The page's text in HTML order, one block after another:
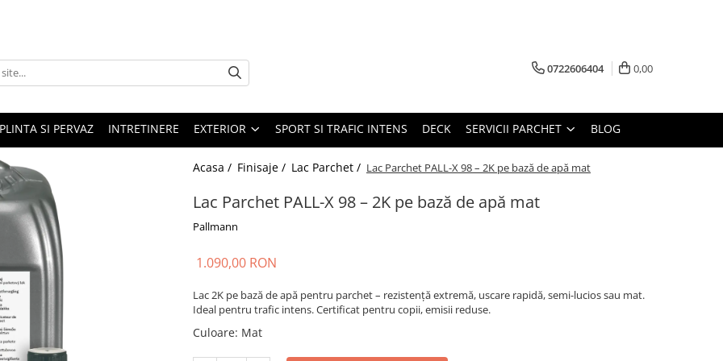
0722606404 0,00
PLINTA SI PERVAZ INTRETINERE EXTERIOR SPORT SI TRAFIC INTENS DECK SERVICII PARCHET BLOG
Acasa / Finisaje / Lac Parchet / Lac Parchet PALL-X 98 – 2K pe bază de apă mat
Lac Parchet PALL-X 98 – 2K pe bază de apă mat
Pallmann
1.090,00 RON
Lac 2K pe bază de apă pentru parchet – rezistență extremă, uscare rapidă, semi-lucios sau mat.
Ideal pentru trafic intens. Certificat pentru copii, emisii reduse.
Culoare: Mat